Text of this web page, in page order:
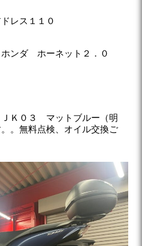
ドレス１１０
ンダ ホーネット２．０
０３ マットブルー（明
。無料点検、オイル交換ご